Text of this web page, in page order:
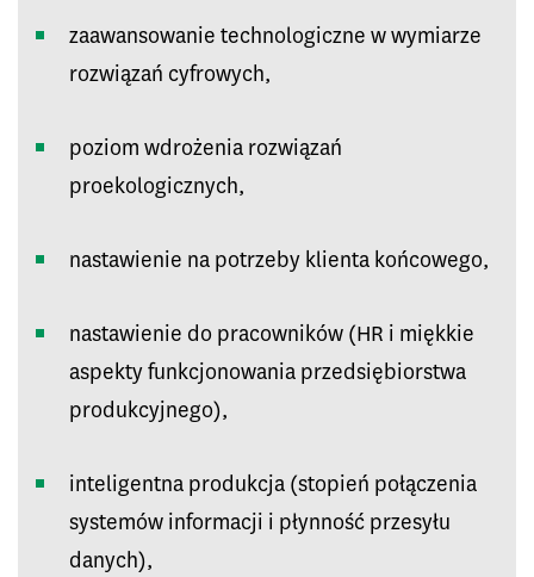
zaawansowanie technologiczne w wymiarze
rozwiązań cyfrowych,
poziom wdrożenia rozwiązań
proekologicznych,
nastawienie na potrzeby klienta końcowego,
nastawienie do pracowników (HR i miękkie
aspekty funkcjonowania przedsiębiorstwa
produkcyjnego),
inteligentna produkcja (stopień połączenia
systemów informacji i płynność przesyłu
danych),